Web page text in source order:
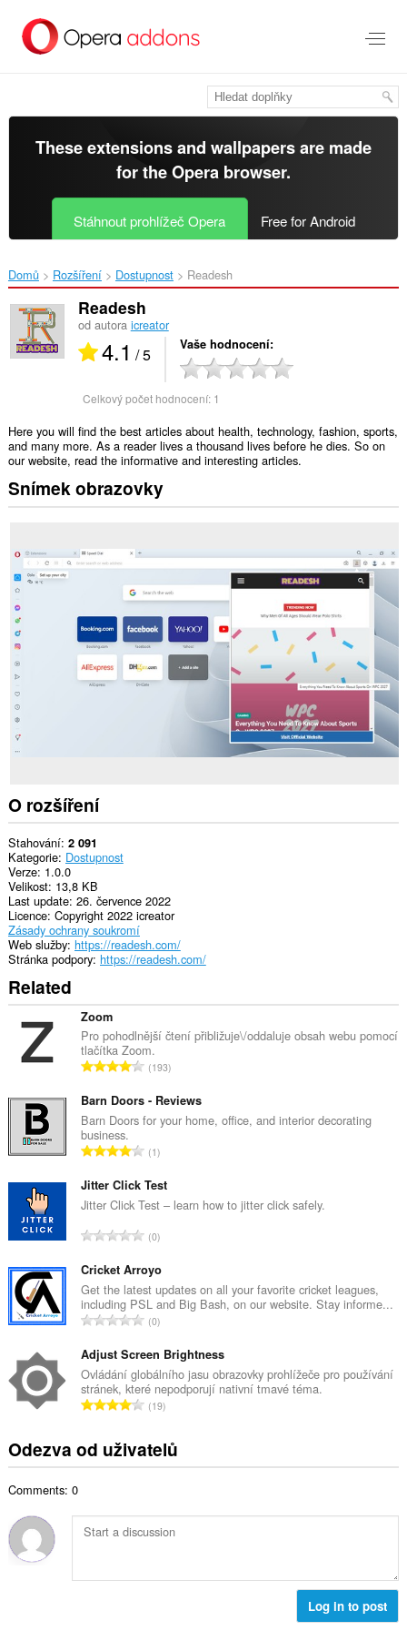
přímo
These extensions and wallpapers are made
for theOpera browser.
Stáhnout prohlížeč Opera Free for Android
Domů Rozšíření Dostupnost Readesh‎
Readesh
od autora icreator
4.1 / 5 Vaše hodnocení
Celkový počet hodnocení: 1
Here you will find the best articles about health, technology, fashion, sports,
and many more. As a reader lives a thousand lives before he dies. So on
our website, read the informative and interesting articles.
Snímek obrazovky
O rozšíření
Stahování 2 091
Kategorie Dostupnost
Verze 1.0.0
Velikost 13,8 KB
Last update 26. července 2022
Licence Copyright 2022 icreator
Zásady ochrany soukromí
Web služby https://readesh.com/
Stránka podpory https://readesh.com/
Related
Zoom
Pro pohodlnější čtení přibližuje\/oddaluje obsah webu pomocí
tlačítka Zoom.
C
l
k
v
p
o
č
e
t
h
o
d
o
c
e
n
:
193
Barn Doors - Reviews
Barn Doors for your home, office, and interior decorating
business.
C
l
k
v
p
o
č
e
t
h
o
d
o
c
í
:
1
Jitter Click Test
Jitter Click Test – learn how to jitter click safely.
C
l
k
o
v
p
o
č
e
h
o
o
n
0
Cricket Arroyo
Get the latest updates on all your favorite cricket leagues,
including PSL and Big Bash, on our website. Stay informe...
C
l
k
o
v
p
o
t
h
0
Adjust Screen Brightness
Ovládání globálního jasu obrazovky prohlížeče pro používání
stránek, které nepodporují nativní tmavé téma.
C
k
ý
p
e
19
Odezva od uživatelů
Comments: 0
Log in to post